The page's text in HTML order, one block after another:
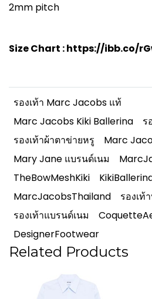
2mm pitch
Size Chart :https://ibb.co/
รองเท้า Marc Jacobs แท้
Marc Jacobs Kiki Ballerina
ร
รองเท้าผ้าตาข่ายหรู
Marc
Mary Jane แบรนด์เนม
TheBowMeshKiki
MarcJacobsThailand
รองเท้
รองเท้าแบรนด์เนม
DesignerFootwear
Related Products